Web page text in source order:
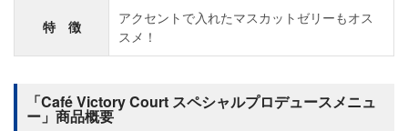
特 徴
アクセントで入れたマスカットゼリーもオス
スメ！
「Café Victory Court スペシャルプロデュースメニュ
ー」商品概要